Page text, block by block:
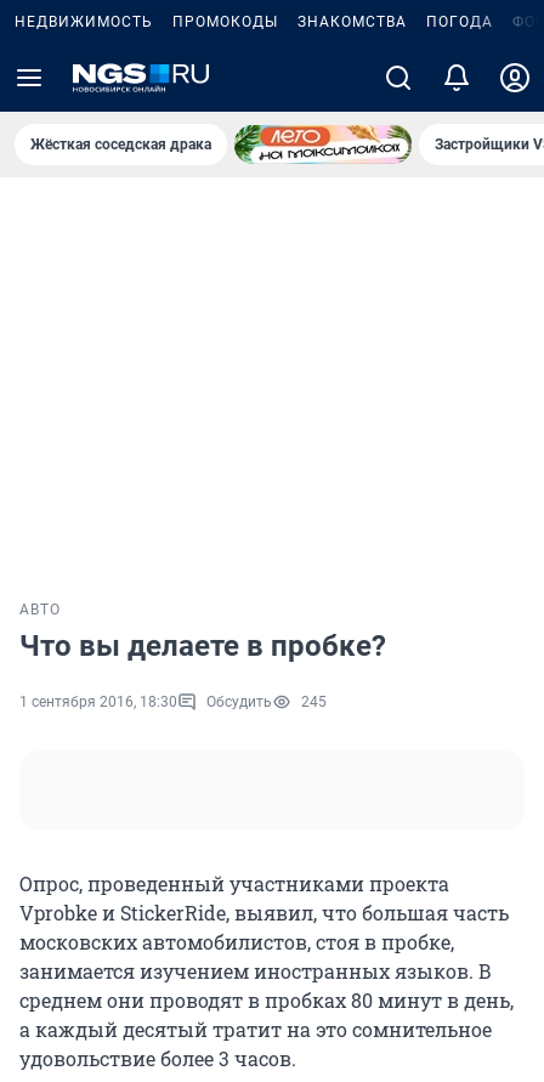
НЕДВИЖИМОСТЬ ПРОМОКОДЫ ЗНАКОМСТВА ПОГОДА
Жёсткая соседская драка Застройщики
АВТО
Что вы делаете в пробке?
1 сентября 2016, 18:30 Обсудить 245
Опрос, проведенный участниками проекта
Vprobke и StickerRide, выявил, что большая часть
московских автомобилистов, стоя в пробке,
занимается изучением иностранных языков. В
среднем они проводят в пробках 80 минут в день,
а каждый десятый тратит на это сомнительное
удовольствие более 3 часов.